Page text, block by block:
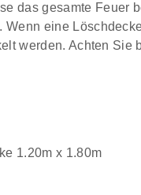
das gesamte
eine
werden. Achten
1.20m x 1.80m